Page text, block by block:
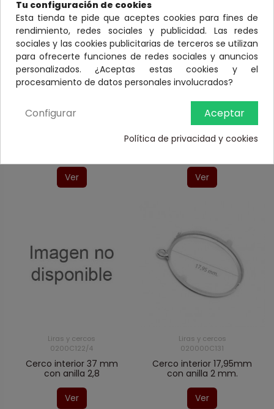
Liras y cercos
0200C120/4
Ver
Liras y cercos
020000C121
Cerco interior 34,3 mm
con anilla 2,8m
Ver
Liras y cercos
0200C122/4
Cerco interior 37 mm
con anilla 2,8
Ver
Liras y cercos
020000C131
Cerco interior 17,95mm
con anilla 2 mm.
Ver
Tu configuración de cookies
Esta tienda te pide que aceptes cookies para fines de
rendimiento, redes sociales y publicidad. Las redes
sociales y las cookies publicitarias de terceros se utilizan
para ofrecerte funciones de redes sociales y anuncios
personalizados. ¿Aceptas estas cookies y el
procesamiento de datos personales involucrados?
Aceptar
Configurar
Política de privacidad y cookies